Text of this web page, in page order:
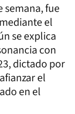
semana, fue
el
se explica
con
dictado por
el
en el